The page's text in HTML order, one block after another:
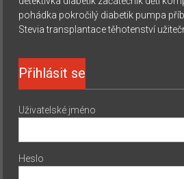
pohádka pokročilý diabetik pumpa
Stevia transplantace těhotenství
Přihlásit se
Uživatelské jméno
Heslo